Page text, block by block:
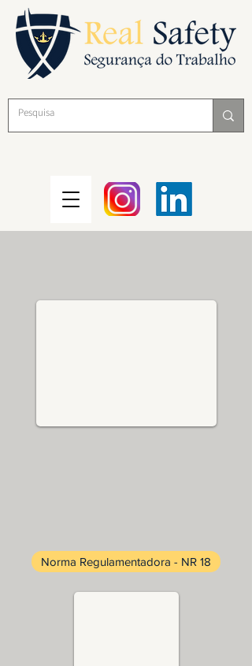
Norma Regulamentadora - NR 18